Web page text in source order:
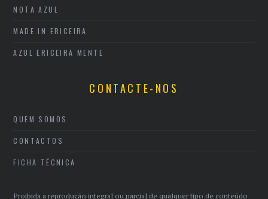
NOTA AZUL
MADE IN ERICEIRA
AZUL ERICEIRA MENTE
CONTACTE-NOS
QUEM SOMOS
CONTACTOS
FICHA TÉCNICA
Proibida a reprodução integral ou parcial de qualquer tipo de conteúdo